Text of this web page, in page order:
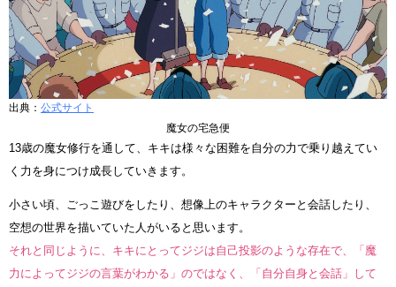
出典： 公式サイト
魔女の宅急便
13歳の魔女修行を通して、キキは様々な困難を自分の力で乗り越えてい
く力を身につけ成長していきます。
小さい頃、ごっこ遊びをしたり、想像上のキャラクターと会話したり、
空想の世界を描いていた人がいると思います。
それと同じように、キキにとってジジは自己投影のような存在で、「魔
力によってジジの言葉がわかる」のではなく、「自分自身と会話」して